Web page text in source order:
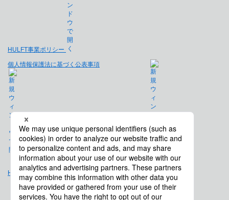
HULFT事業ポリシー
個人情報保護法に基づく公表事項
免責事項
Hulft.com